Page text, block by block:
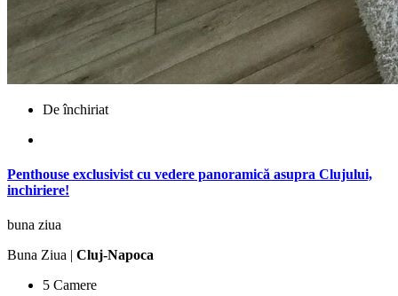
De închiriat
Penthouse exclusivist cu vedere panoramică asupra Clujului,
inchiriere!
buna ziua
Buna Ziua | Cluj-Napoca
5 Camere